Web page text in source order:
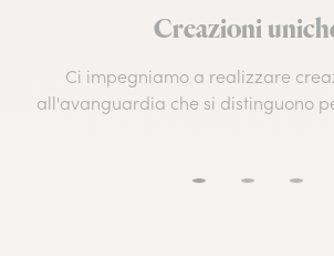
Creazioni
Ci impegniamo a realizzare
all'avanguardia che si distinguono